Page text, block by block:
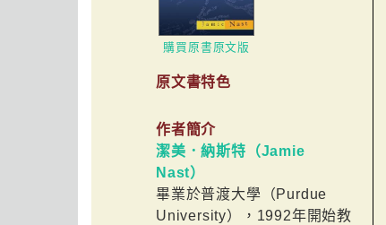
購買原書原文版
原文書特色
作者簡介
潔美．納斯特（Jamie
Nast）
畢業於普渡大學（Purdue
University），1992年開始教